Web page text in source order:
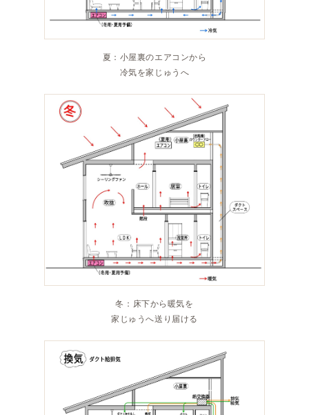
夏：小屋裏のエアコンから
冷気を家じゅうへ
冬：床下から暖気を
家じゅうへ送り届ける